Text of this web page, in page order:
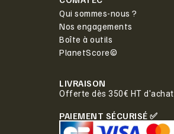
Qui sommes-nous ?
Nos engagements
Boîte à outils
PlanetScore©
LIVRAISON
Offerte dès 350€ HT d'achat.
PAIEMENT SÉCURISÉ ✅